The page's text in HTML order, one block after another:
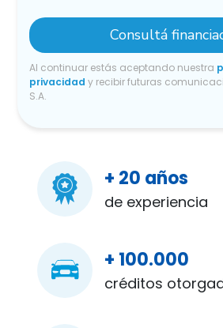
Consultá
Al continuar estás aceptando nuestra
privacidad y recibir futuras
S.A.
+ 20 años
de experiencia
+ 100.000
créditos